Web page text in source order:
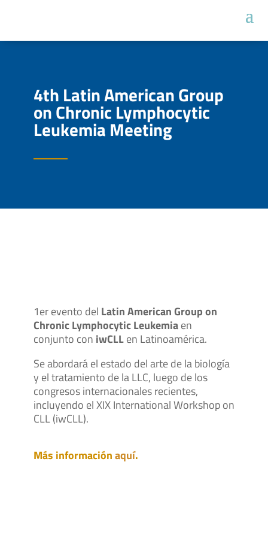
4th Latin American Group
on Chronic Lymphocytic
Leukemia Meeting
1er evento del Latin American Group on
Chronic Lymphocytic Leukemiaen
conjunto con iwCLLen Latinoamérica.
Se abordará el estado del arte de la biología
y el tratamiento de la LLC, luego de los
congresos internacionales recientes,
incluyendo el XIX International Workshop on
CLL (iwCLL).
Más informaciónaquí.